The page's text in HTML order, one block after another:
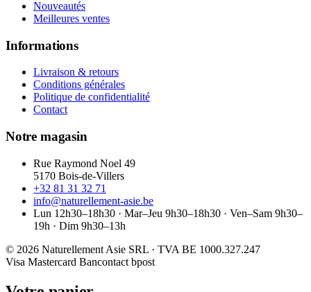
Nouveautés
Meilleures ventes
Informations
Livraison & retours
Conditions générales
Politique de confidentialité
Contact
Notre magasin
Rue Raymond Noel 49
5170 Bois-de-Villers
+32 81 31 32 71
info@naturellement-asie.be
Lun 12h30–18h30 · Mar–Jeu 9h30–18h30 · Ven–Sam 9h30–
19h · Dim 9h30–13h
© 2026 Naturellement Asie SRL · TVA BE 1000.327.247
Visa Mastercard Bancontact bpost